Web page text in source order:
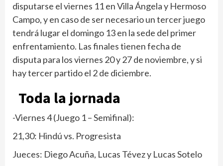
disputarse el viernes 11 en Villa Ángela y Hermoso
Campo, y en caso de ser necesario un tercer juego
tendrá lugar el domingo 13 en la sede del primer
enfrentamiento. Las finales tienen fecha de
disputa para los viernes 20 y 27 de noviembre, y si
hay tercer partido el 2 de diciembre.
Toda la jornada
-Viernes 4 (Juego 1 – Semifinal):
21,30: Hindú vs. Progresista
Jueces: Diego Acuña, Lucas Tévez y Lucas Sotelo